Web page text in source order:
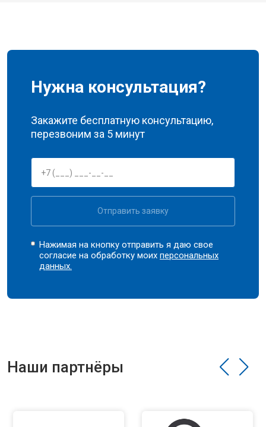
Нужна консультация?
Закажите бесплатную консультацию,
перезвоним за 5 минут
Отправить заявку
Нажимая на кнопку отправить я даю свое
согласие на обработку моихперсональных
данных.
Наши партнёры